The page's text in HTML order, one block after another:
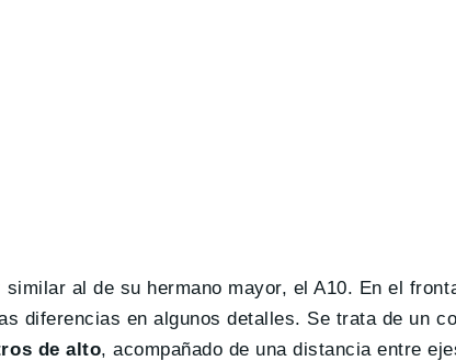
al de su hermano mayor, el A10. En el
diferencias en algunos detalles. Se trata de un
de alto, acompañado de una distancia entre